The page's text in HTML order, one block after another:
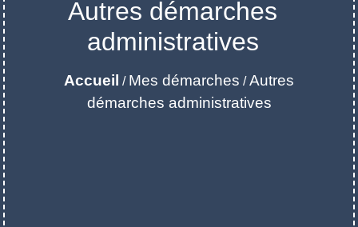
Autres démarches
administratives
Accueil / Mes démarches /Autres
démarches administratives